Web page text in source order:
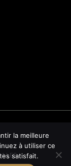
la meilleure
à utiliser ce
satisfait.